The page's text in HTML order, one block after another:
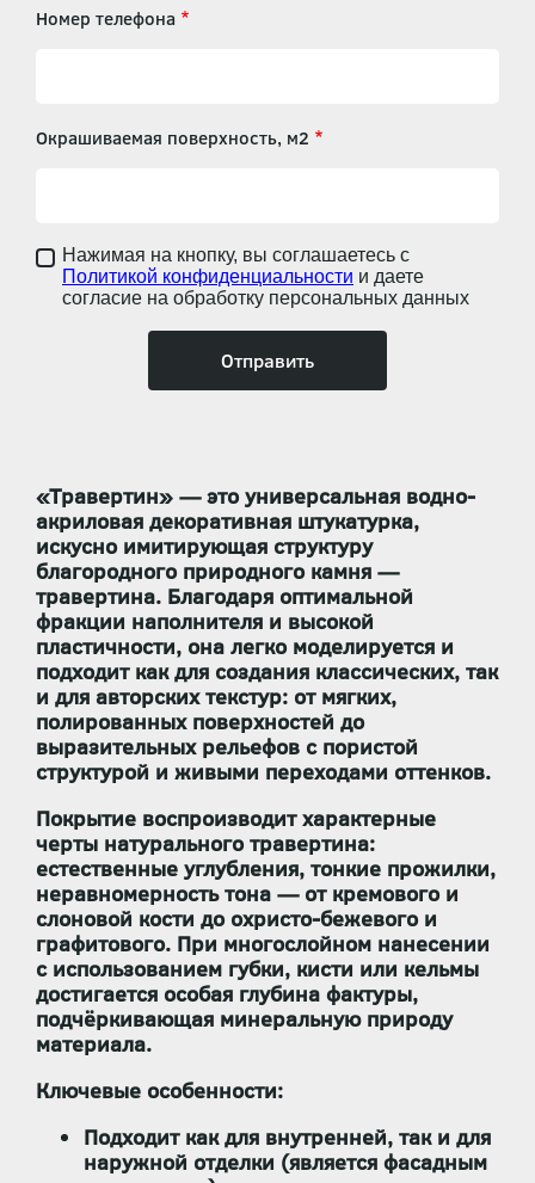
Номер телефона
Окрашиваемая поверхность, м2
Нажимая на кнопку, вы соглашаетесь с
Политикой конфиденциальности и даете
согласие на обработку персональных данных
«Травертин» — это универсальная водно-
акриловая декоративная штукатурка,
искусно имитирующая структуру
благородного природного камня —
травертина. Благодаря оптимальной
фракции наполнителя и высокой
пластичности, она легко моделируется и
подходит как для создания классических, так
и для авторских текстур: от мягких,
полированных поверхностей до
выразительных рельефов с пористой
структурой и живыми переходами оттенков.
Покрытие воспроизводит характерные
черты натурального травертина:
естественные углубления, тонкие прожилки,
неравномерность тона — от кремового и
слоновой кости до охристо-бежевого и
графитового. При многослойном нанесении
с использованием губки, кисти или кельмы
достигается особая глубина фактуры,
подчёркивающая минеральную природу
материала.
Ключевые особенности:
Подходит как для внутренней, так и для
наружной отделки (является фасадным